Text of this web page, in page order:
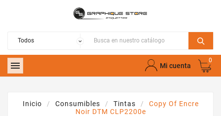
 Mi cuenta
0
Inicio Consumibles Tintas
Copy Of Encre
Noir DTM CLP2200e